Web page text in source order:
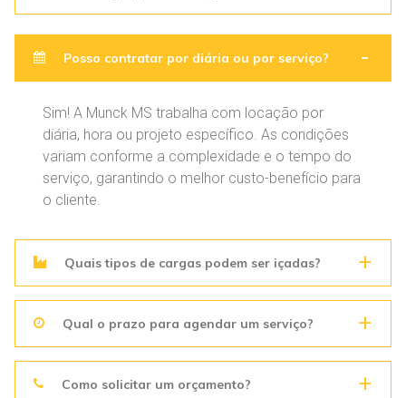
Posso contratar por diária ou por serviço?
Sim! A Munck MS trabalha com locação por
diária, hora ou projeto específico. As condições
variam conforme a complexidade e o tempo do
serviço, garantindo o melhor custo-benefício para
o cliente.
Quais tipos de cargas podem ser içadas?
Qual o prazo para agendar um serviço?
Como solicitar um orçamento?